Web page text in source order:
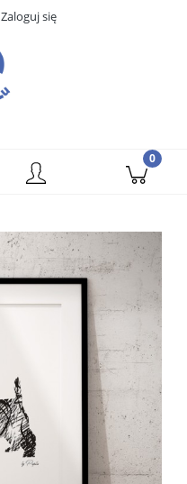
Zaloguj się